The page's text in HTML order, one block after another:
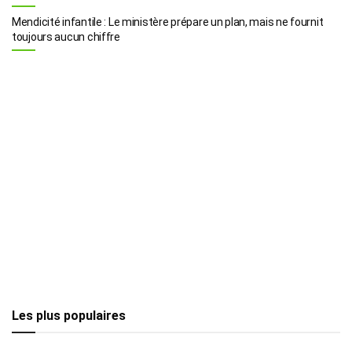
Mendicité infantile : Le ministère prépare un plan, mais ne fournit
toujours aucun chiffre
Les plus populaires